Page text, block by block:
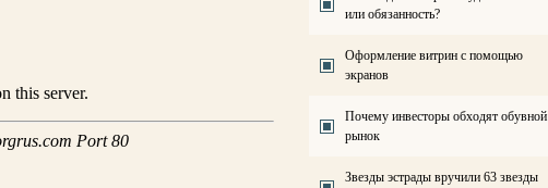
или обязанность?
Оформление витрин с помощью
экранов
Почему инвесторы обходят обувной
рынок
Звезды эстрады вручили 63 звезды